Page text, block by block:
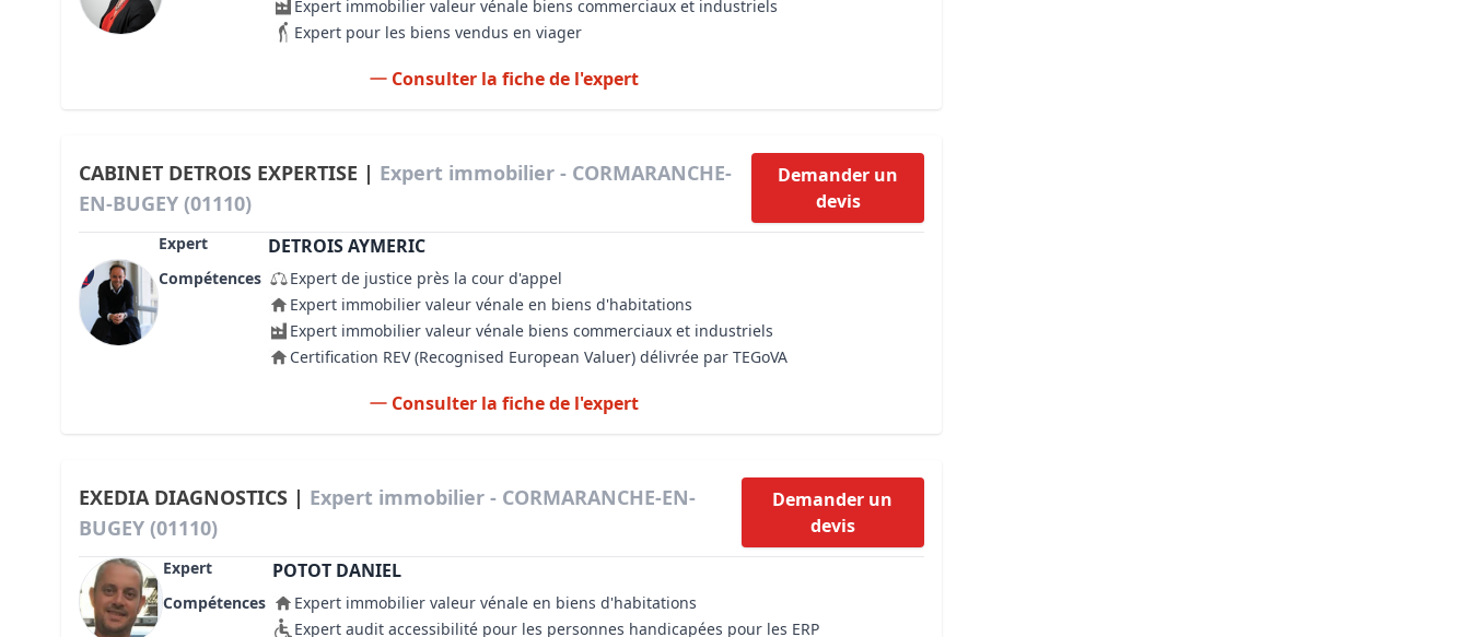
Expert immobilier valeur vénale biens commerciaux et industriels
Expert pour les biens vendus en viager
Consulter la fiche de l'expert
CABINET DETROIS EXPERTISE | Expert immobilier - CORMARANCHE-
EN-BUGEY (01110)
Demander un
devis
Expert DETROIS AYMERIC
Compétences
Expert de justice près la cour d'appel
Expert immobilier valeur vénale en biens d'habitations
Expert immobilier valeur vénale biens commerciaux et industriels
Certification REV (Recognised European Valuer) délivrée par TEGoVA
Consulter la fiche de l'expert
EXEDIA DIAGNOSTICS | Expert immobilier - CORMARANCHE-EN-
BUGEY (01110)
Demander un
devis
Expert POTOT DANIEL
Compétences
Expert immobilier valeur vénale en biens d'habitations
Expert audit accessibilité pour les personnes handicapées pour les ERP